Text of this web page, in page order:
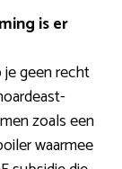
is er
geen recht
zoals een
waarmee